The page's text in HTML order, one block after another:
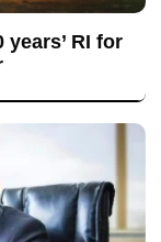
RI for